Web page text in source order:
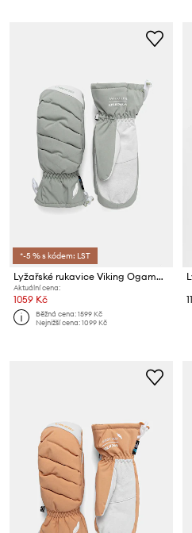
*-5 % s kódem: LST
Lyžařské rukavice Viking Ogama Ski
Aktuální cena:
1059 Kč
Běžná cena:1599 Kč
Nejnižší cena:1099 Kč